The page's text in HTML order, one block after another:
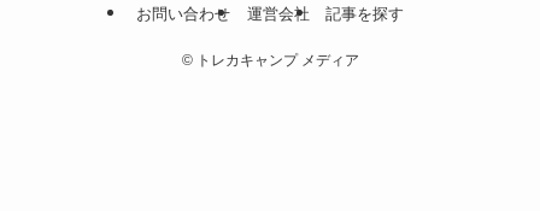
お問い合わせ 運営会社 記事を探す
©トレカキャンプ メディア